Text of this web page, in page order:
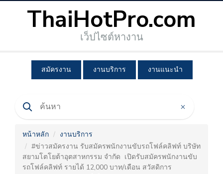
ThaiHotPro.com
เว็ปไซต์หางาน
สมัครงาน งานบริการ งานแนะนำ
หน้าหลัก
งานบริการ
#ข่าวสมัครงาน รับสมัครพนักงานขับรถโฟล์คลิฟท์ บริษัท
สยามโตโยต้าอุตสาหกรรม จำกัด เปิดรับสมัครพนักงานขับ
รถโฟล์คลิฟท์ รายได้ 12,000 บาท/เดือน สวัสดิการ